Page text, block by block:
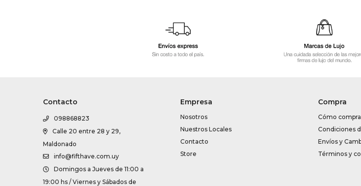
Contacto
098868823
Calle 20 entre 28 y 29,
Maldonado
info@fifthave.com.uy
Domingos a Jueves de 11:00 a
19:00 hs / Viernes y Sábados de
Empresa
Nosotros
Nuestros Locales
Contacto
Store
Compra
Cómo
Condiciones
Envíos y
Términos y